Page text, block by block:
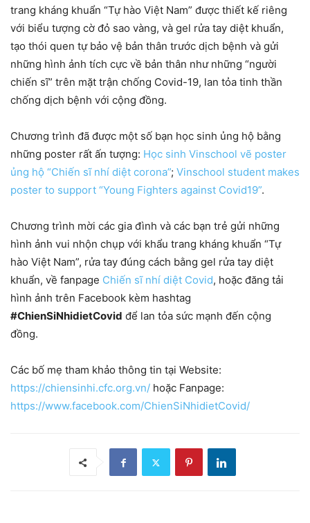
trang kháng khuẩn “Tự hào Việt Nam” được thiết kế riêng
với biểu tượng cờ đỏ sao vàng, và gel rửa tay diệt khuẩn,
tạo thói quen tự bảo vệ bản thân trước dịch bệnh và gửi
những hình ảnh tích cực về bản thân như những “người
chiến sĩ” trên mặt trận chống Covid-19, lan tỏa tinh thần
chống dịch bệnh với cộng đồng.
Chương trình đã được một số bạn học sinh ủng hộ bằng
những poster rất ấn tượng: Học sinh Vinschool vẽ poster
ủng hộ “Chiến sĩ nhí diệt corona”; Vinschool student makes
poster to support “Young Fighters against Covid19”.
Chương trình mời các gia đình và các bạn trẻ gửi những
hình ảnh vui nhộn chụp với khẩu trang kháng khuẩn “Tự
hào Việt Nam”, rửa tay đúng cách bằng gel rửa tay diệt
khuẩn, về fanpage Chiến sĩ nhí diệt Covid, hoặc đăng tải
hình ảnh trên Facebook kèm hashtag
#ChienSiNhidietCovid để lan tỏa sức mạnh đến cộng
đồng.
Các bố mẹ tham khảo thông tin tại Website:
https://chiensinhi.cfc.org.vn/ hoặc Fanpage:
https://www.facebook.com/ChienSiNhidietCovid/